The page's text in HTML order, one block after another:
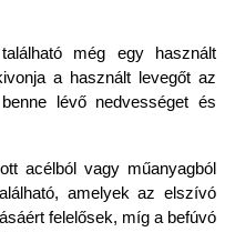
még egy használt
a használt levegőt az
lévő nedvességet és
acélból vagy műanyagból
amelyek az elszívó
felelősek, míg a befúvó